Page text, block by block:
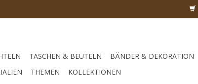
TASCHEN & BEUTELN BÄNDER & DEKORATION
THEMEN KOLLEKTIONEN